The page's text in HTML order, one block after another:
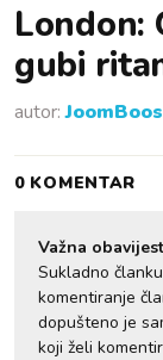
London:
gubi
autor:JoomBoos
0 KOMENTAR
Važna obavijest
Sukladno
komentiranje
dopušteno je
koji želi